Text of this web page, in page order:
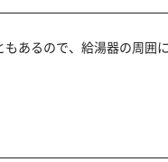
あるので、給湯器の周囲